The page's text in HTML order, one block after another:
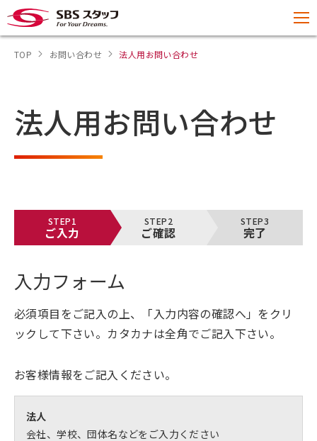
TOP お問い合わせ 法人用お問い合わせ
法人用お問い合わせ
STEP1
ご入力
STEP2
ご確認
STEP3
完了
入力フォーム
必須項目をご記入の上、「入力内容の確認へ」をクリ
ックして下さい。カタカナは全角でご記入下さい。
お客様情報をご記入ください。
法人
会社、学校、団体名などをご入力ください